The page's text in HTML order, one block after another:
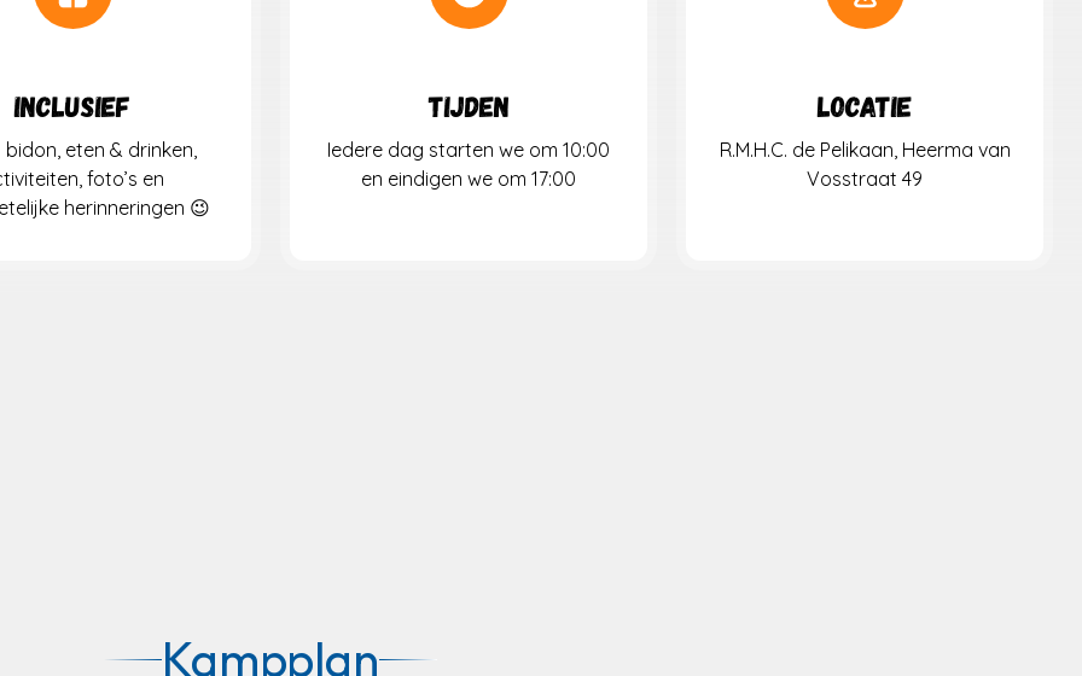
Inclusief
bidon, eten & drinken,
foto’s en
herinneringen 😉
Tijden
Iedere dag starten we om 10:00
en eindigen we om 17:00
Locatie
R.M.H.C. de Pelikaan, Heerma van
Vosstraat 49
Kampplan